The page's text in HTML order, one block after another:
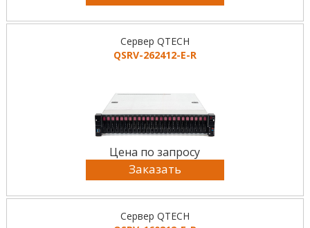
Сервер QTECH
QSRV-262412-E-R
Цена по запросу
Заказать
Сервер QTECH